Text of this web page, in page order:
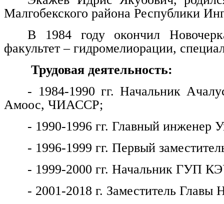
Малгобекского района Республики
В 1984 году окончил
факультет – гидромелиорации,
Трудовая деятельность:
- 1984-1990 гг. Начальник
Амоос, ЧИАССР;
- 1990-1996 гг. Главный
- 1996-1999 гг. Первый
- 1999-2000 гг. Начальник ГУП
- 2001-2018 г. Заместитель Главы